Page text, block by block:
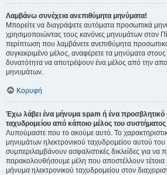
Λαμβάνω συνέχεια ανεπιθύμητα μηνύματα!
Μπορείτε να διαγράψετε αυτόματα προσωπικά
χρησιμοποιώντας τους κανόνες μηνυμάτων στον
περίπτωση που λαμβάνετε ανεπιθύμητα
συγκεκριμένο μέλος, αναφέρετε τα μηνύματα
δυνατότητα να αποτρέψουν ένα μέλος από την
μηνυμάτων.
Κορυφή
Έχω λάβει ένα μήνυμα spam ή ένα προσβλητικό
ταχυδρομείου από κάποιο μέλος του
Λυπούμαστε που το ακούμε αυτό. Το
μηνυμάτων ηλεκτρονικού ταχυδρομείου αυτού
συμπεριλαμβάνουν ασφαλιστικές δικλείδες για
παρακολουθήσουμε μέλη που αποστέλλουν τέτοια
μήνυμα ηλεκτρονικού ταχυδρομείου στον